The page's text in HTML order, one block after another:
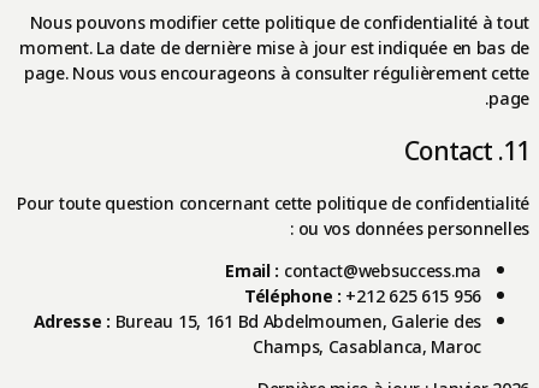
Nous pouvons modifier cette politique de confidentialité à tout
moment. La date de dernière mise à jour est indiquée en bas de
page. Nous vous encourageons à consulter régulièrement cette
page.
11. Contact
Pour toute question concernant cette politique de confidentialité
ou vos données personnelles :
Email : contact@websuccess.ma
Téléphone :+212 625 615 956
Adresse : Bureau 15, 161 Bd Abdelmoumen, Galerie des
Champs, Casablanca, Maroc